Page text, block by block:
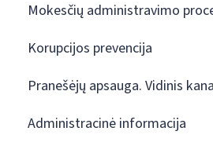
Mokesčių administravimo
Korupcijos prevencija
Pranešėjų apsauga. Vidinis
Administracinė informacija